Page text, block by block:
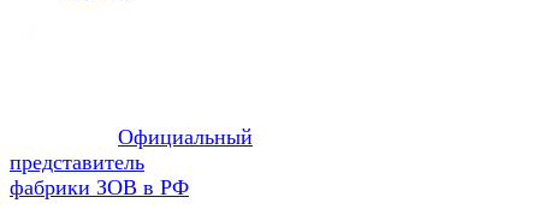
Официальный
представитель
фабрики ЗОВ в РФ